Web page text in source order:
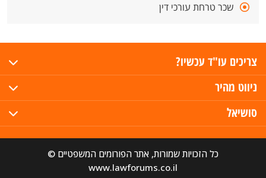
שכר טרחת עורכי דין
צריכים עו"ד עכשיו?
ניווט מהיר
סושיאל
כל הזכויות שמורות, אתר הפורומים המשפטיים ©
www.lawforums.co.il